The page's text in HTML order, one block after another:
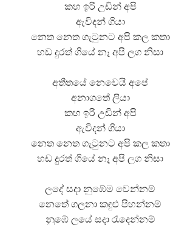
කහ ඉරි උඩින් අපි
ඇවිදන් ගියා
නෙත නෙත ගැටුනට අපි කල කතා
හඩ දුරත් ගියේ නෑ අපි ලග නිසා
අතීතයේ නෙවෙයි අපේ
අනාගතේ ලියා
කහ ඉරි උඩින් අපි
ඇවිදන් ගියා
නෙත නෙත ගැටුනට අපි කල කතා
හඩ දුරත් ගියේ නෑ අපි ලග නිසා
ලදේ සදා නුඹේම වෙන්නම්
නෙතේ ගලනා කඳුළු පිහන්නම්
නුඹේ ලයේ සදා රැදෙන්නම්